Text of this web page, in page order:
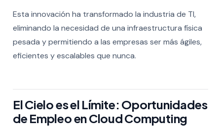
Esta innovación ha transformado la industria de TI,
eliminando la necesidad de una infraestructura física
pesada y permitiendo a las empresas ser más ágiles,
eficientes y escalables que nunca.
El Cielo es el Límite: Oportunidades
de Empleo en Cloud Computing